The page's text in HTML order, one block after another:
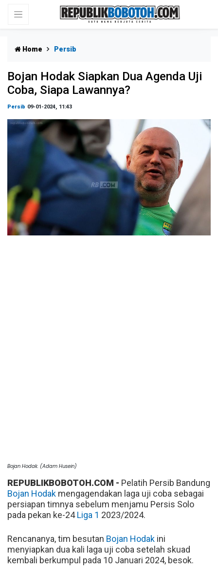
Home Persib
Bojan Hodak Siapkan Dua Agenda Uji
Coba, Siapa Lawannya?
Persib 09-01-2024, 11:43
Bojan Hodak. (Adam Husein)
REPUBLIKBOBOTOH.COM - Pelatih Persib Bandung
Bojan Hodak mengagendakan laga uji coba sebagai
persiapan timnya sebelum menjamu Persis Solo
pada pekan ke-24Liga 1 2023/2024.
Rencananya, tim besutan Bojan Hodak ini
menyiapkan dua kali laga uji coba setelah skuad
kembali berkumpul pada 10 Januari 2024, besok.